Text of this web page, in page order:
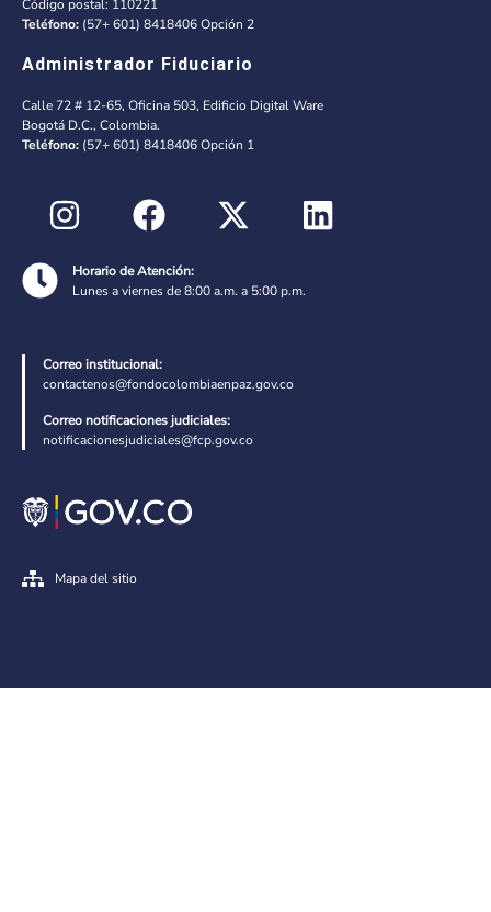
Código postal: 110221
Teléfono: (57+ 601) 8418406 Opción 2
Administrador Fiduciario
Calle 72 # 12-65, Oficina 503, Edificio Digital Ware
Bogotá D.C., Colombia.
Teléfono: (57+ 601) 8418406 Opción 1
Horario de Atención:
Lunes a viernes de 8:00 a.m. a 5:00 p.m.
Correo institucional:
contactenos@fondocolombiaenpaz.gov.co
Correo notificaciones judiciales:
notificacionesjudiciales@fcp.gov.co
Mapa del sitio